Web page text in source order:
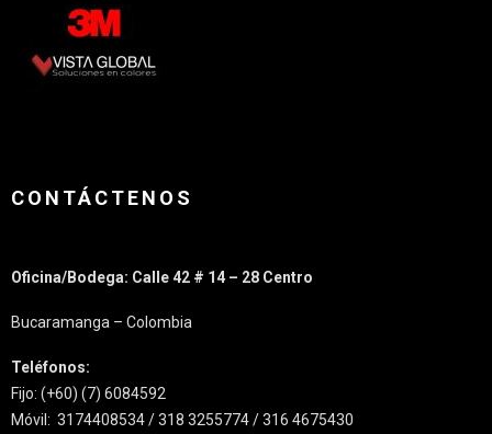
CONTÁCTENOS
Oficina/Bodega: Calle 42 # 14 – 28 Centro
Bucaramanga – Colombia
Teléfonos:
Fijo: (+60) (7) 6084592
Móvil: 3174408534 / 318 3255774 / 316 4675430